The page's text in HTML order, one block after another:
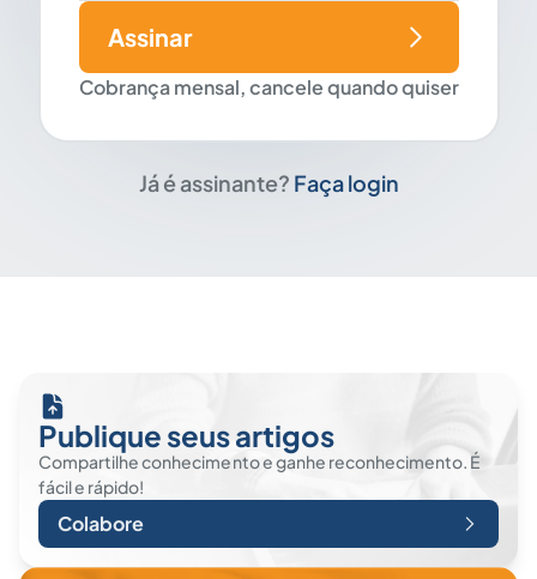
Cobrança mensal, cancele quando quiser
Assinar
Já é assinante? Faça login
Publique seus artigos
Compartilhe conhecimento e ganhe reconhecimento. É
fácil e rápido!
Colabore